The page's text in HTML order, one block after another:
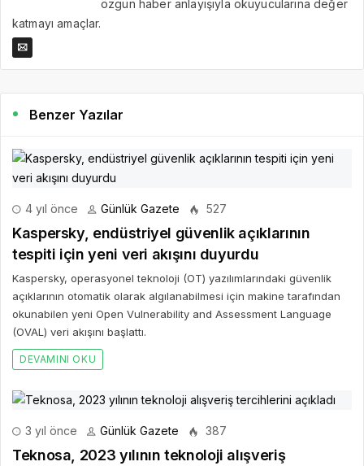
özgün haber anlayışıyla okuyucularına değer
katmayı amaçlar.
Benzer Yazılar
4 yıl önce Günlük Gazete 527
Kaspersky, endüstriyel güvenlik açıklarının
tespiti için yeni veri akışını duyurdu
Kaspersky, operasyonel teknoloji (OT) yazılımlarındaki güvenlik
açıklarının otomatik olarak algılanabilmesi için makine tarafından
okunabilen yeni Open Vulnerability and Assessment Language
(OVAL) veri akışını başlattı.
DEVAMINI OKU
3 yıl önce Günlük Gazete 387
Teknosa, 2023 yılının teknoloji alışveriş